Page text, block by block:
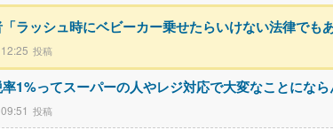
「ラッシュ時にベビーカー乗せたらいけない法律でも
1%ってスーパーの人やレジ対応で大変なことになら